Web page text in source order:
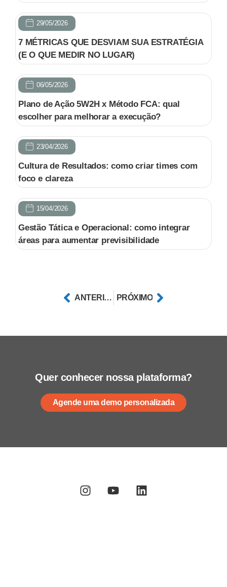
29/05/2026
7 MÉTRICAS QUE DESVIAM SUA ESTRATÉGIA
(E O QUE MEDIR NO LUGAR)
06/05/2026
Plano de Ação 5W2H x Método FCA: qual
escolher para melhorar a execução?
23/04/2026
Cultura de Resultados: como criar times com
foco e clareza
15/04/2026
Gestão Tática e Operacional: como integrar
áreas para aumentar previsibilidade
ANTERIOR PRÓXIMO
Quer conhecer nossa plataforma?
Agende uma demo personalizada